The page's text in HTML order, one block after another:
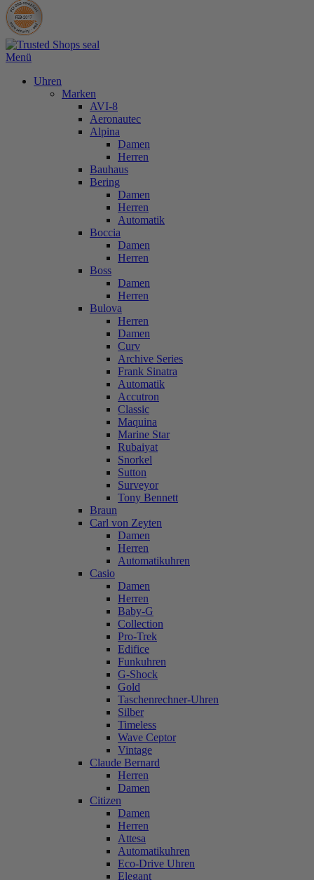
Menü
Uhren
Marken
AVI-8
Aeronautec
Alpina
Damen
Herren
Bauhaus
Bering
Damen
Herren
Automatik
Boccia
Damen
Herren
Boss
Damen
Herren
Bulova
Herren
Damen
Curv
Archive Series
Frank Sinatra
Automatik
Accutron
Classic
Maquina
Marine Star
Rubaiyat
Snorkel
Sutton
Surveyor
Tony Bennett
Braun
Carl von Zeyten
Damen
Herren
Automatikuhren
Casio
Damen
Herren
Baby-G
Collection
Pro-Trek
Edifice
Funkuhren
G-Shock
Gold
Taschenrechner-Uhren
Silber
Timeless
Wave Ceptor
Vintage
Claude Bernard
Herren
Damen
Citizen
Damen
Herren
Attesa
Automatikuhren
Eco-Drive Uhren
Elegant